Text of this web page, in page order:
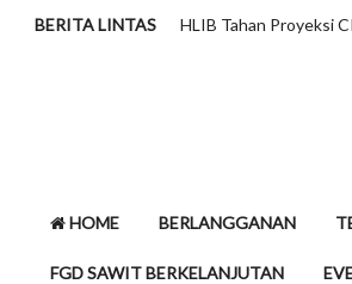
BERITA LINTAS HLIB Tahan Proyeksi
HOME BERLANGGANAN
FGD SAWIT BERKELANJUTAN